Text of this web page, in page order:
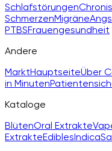
Schlafstörungen
SchmerzenMigräne
PTBSFrauengesundheit
Andere
MarktHauptseiteÜber
in Minuten
Kataloge
BlütenOral Extrakte
ExtrakteEdiblesIndica